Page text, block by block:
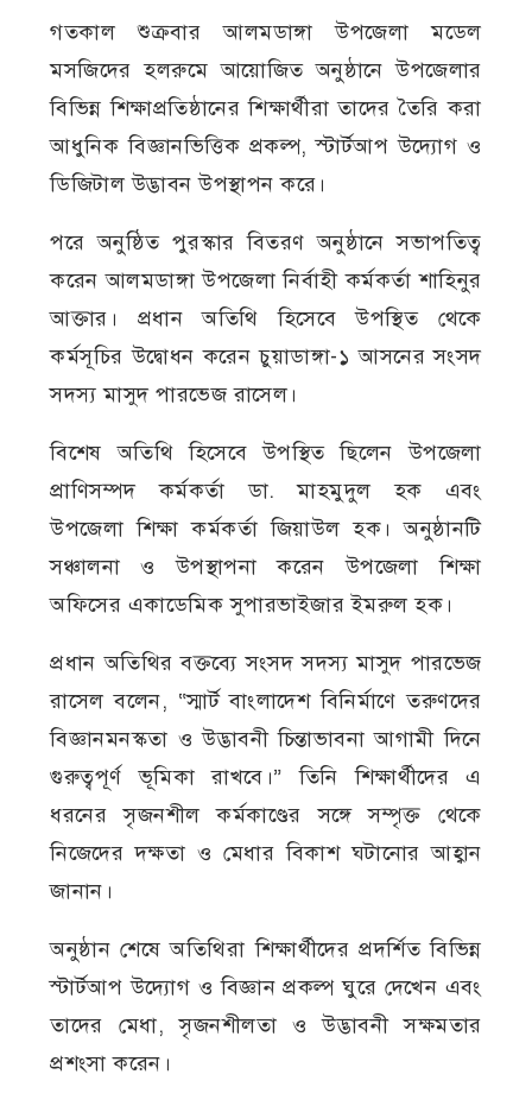
গতকাল শুক্রবার আলমডাঙ্গা উপজেলা মডেল
মসজিদের হলরুমে আয়োজিত অনুষ্ঠানে উপজেলার
বিভিন্ন শিক্ষাপ্রতিষ্ঠানের শিক্ষার্থীরা তাদের তৈরি করা
আধুনিক বিজ্ঞানভিত্তিক প্রকল্প, স্টার্টআপ উদ্যোগ ও
ডিজিটাল উদ্ভাবন উপস্থাপন করে।
পরে অনুষ্ঠিত পুরস্কার বিতরণ অনুষ্ঠানে সভাপতিত্ব
করেন আলমডাঙ্গা উপজেলা নির্বাহী কর্মকর্তা শাহিনুর
আক্তার। প্রধান অতিথি হিসেবে উপস্থিত থেকে
কর্মসূচির উদ্বোধন করেন চুয়াডাঙ্গা-১ আসনের সংসদ
সদস্য মাসুদ পারভেজ রাসেল।
বিশেষ অতিথি হিসেবে উপস্থিত ছিলেন উপজেলা
প্রাণিসম্পদ কর্মকর্তা ডা. মাহমুদুল হক এবং
উপজেলা শিক্ষা কর্মকর্তা জিয়াউল হক। অনুষ্ঠানটি
সঞ্চালনা ও উপস্থাপনা করেন উপজেলা শিক্ষা
অফিসের একাডেমিক সুপারভাইজার ইমরুল হক।
প্রধান অতিথির বক্তব্যে সংসদ সদস্য মাসুদ পারভেজ
রাসেল বলেন, “স্মার্ট বাংলাদেশ বিনির্মাণে তরুণদের
বিজ্ঞানমনস্কতা ও উদ্ভাবনী চিন্তাভাবনা আগামী দিনে
গুরুত্বপূর্ণ ভূমিকা রাখবে।” তিনি শিক্ষার্থীদের এ
ধরনের সৃজনশীল কর্মকাণ্ডের সঙ্গে সম্পৃক্ত থেকে
নিজেদের দক্ষতা ও মেধার বিকাশ ঘটানোর আহ্বান
জানান।
অনুষ্ঠান শেষে অতিথিরা শিক্ষার্থীদের প্রদর্শিত বিভিন্ন
স্টার্টআপ উদ্যোগ ও বিজ্ঞান প্রকল্প ঘুরে দেখেন এবং
তাদের মেধা, সৃজনশীলতা ও উদ্ভাবনী সক্ষমতার
প্রশংসা করেন।